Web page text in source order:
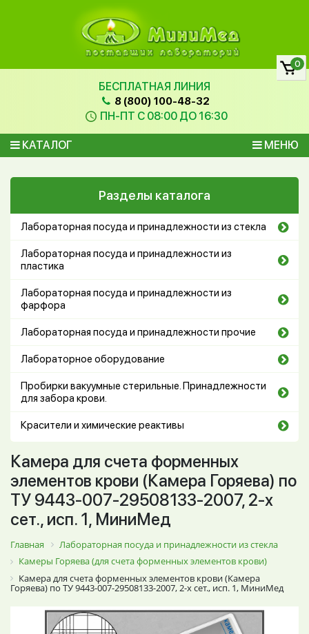
БЕСПЛАТНАЯ ЛИНИЯ
8 (800) 100-48-32
ПН-ПТ С 08:00 ДО 16:30
КАТАЛОГ МЕНЮ
0
Разделы каталога
Лабораторная посуда и принадлежности из стекла
Лабораторная посуда и принадлежности из
пластика
Лабораторная посуда и принадлежности из
фарфора
Лабораторная посуда и принадлежности прочие
Лабораторное оборудование
Пробирки вакуумные стерильные. Принадлежности
для забора крови.
Красители и химические реактивы
Камера для счета форменных
элементов крови (Камера Горяева) по
ТУ 9443-007-29508133-2007, 2-х
сет., исп. 1, МиниМед
Главная
Лабораторная посуда и принадлежности из стекла
Камеры Горяева (для счета форменных элементов крови)
Камера для счета форменных элементов крови (Камера
Горяева) по ТУ 9443-007-29508133-2007, 2-х сет., исп. 1, МиниМед